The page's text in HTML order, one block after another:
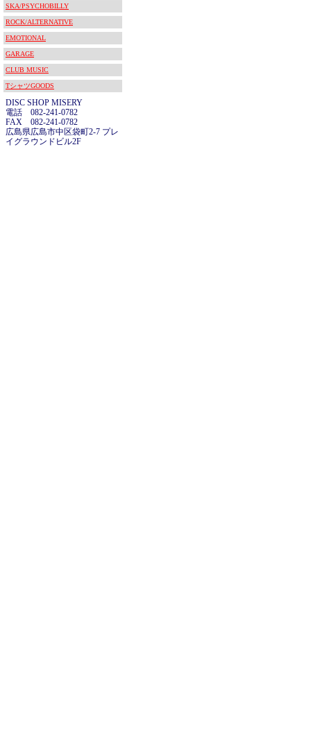
SKA/PSYCHOBILLY
ROCK/ALTERNATIVE
EMOTIONAL
GARAGE
CLUB MUSIC
TシャツGOODS
DISC SHOP MISERY
電話 082-241-0782
FAX 082-241-0782
広島県広島市中区袋町2-7 プレ
イグラウンドビル2F